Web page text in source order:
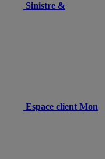
Sinistre &
Espace client Mon